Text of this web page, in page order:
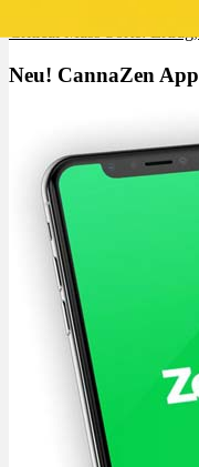
Neu! CannaZen App